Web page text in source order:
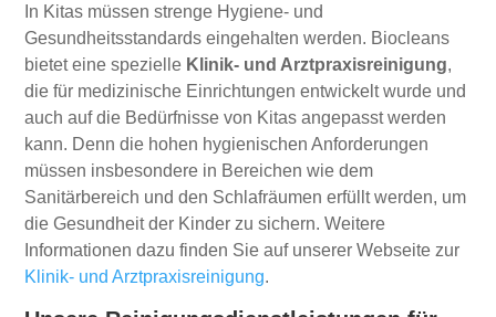
In Kitas müssen strenge Hygiene- und
Gesundheitsstandards eingehalten werden. Biocleans
bietet eine spezielle Klinik- und Arztpraxisreinigung,
die für medizinische Einrichtungen entwickelt wurde und
auch auf die Bedürfnisse von Kitas angepasst werden
kann. Denn die hohen hygienischen Anforderungen
müssen insbesondere in Bereichen wie dem
Sanitärbereich und den Schlafräumen erfüllt werden, um
die Gesundheit der Kinder zu sichern. Weitere
Informationen dazu finden Sie auf unserer Webseite zur
Klinik- und Arztpraxisreinigung.